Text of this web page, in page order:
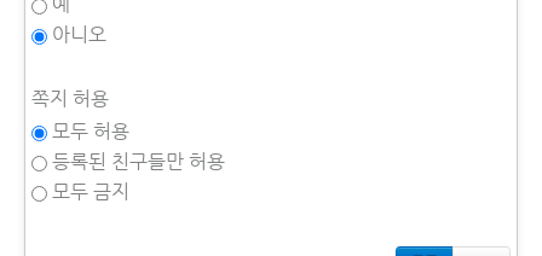
아니오
쪽지 허용
모두 허용
등록된 친구들만 허용
모두 금지